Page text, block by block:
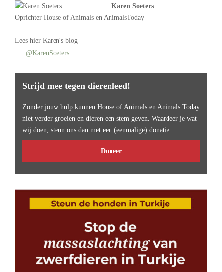
Karen Soeters
Oprichter House of Animals en AnimalsToday
Lees hier Karen's blog
@KarenSoeters
Strijd mee tegen dierenleed!
Zonder jouw hulp kunnen House of Animals en Animals Today
niet verder groeien en dieren een stem geven. Waardeer je wat
wij doen, steun ons dan met een (eenmalige) donatie.
Doneer